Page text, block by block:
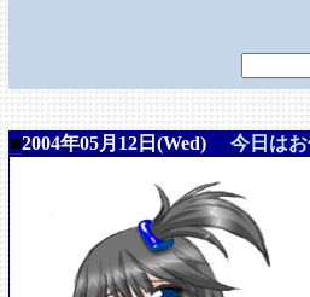
■2004年05月12日(Wed) 今日は